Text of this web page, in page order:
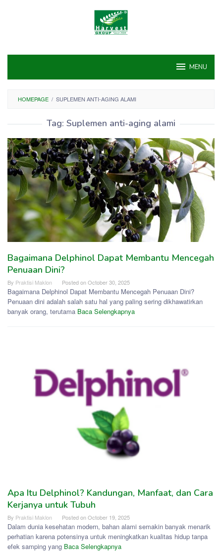
MENU
HOMEPAGE / SUPLEMEN ANTI-AGING ALAMI
Tag: Suplemen anti-aging alami
Bagaimana Delphinol Dapat Membantu Mencegah
Penuaan Dini?
By Praktisi Maklon Posted onOctober 30, 2025
Bagaimana Delphinol Dapat Membantu Mencegah Penuaan Dini?
Penuaan dini adalah salah satu hal yang paling sering dikhawatirkan
banyak orang, terutama Baca Selengkapnya
Apa Itu Delphinol? Kandungan, Manfaat, dan Cara
Kerjanya untuk Tubuh
By Praktisi Maklon Posted onOctober 19, 2025
Dalam dunia kesehatan modern, bahan alami semakin banyak menarik
perhatian karena potensinya untuk meningkatkan kualitas hidup tanpa
efek samping yang Baca Selengkapnya